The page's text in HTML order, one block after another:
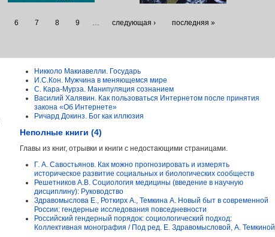
6 7 8 9 … следующая › последняя »
Никколо Макиавелли. Государь
И.С.Кон. Мужчина в меняющемся мире
С. Кара-Мурза. Манипуляция сознанием
Василий Халявин. Как пользоваться Интернетом после принятия
закона «Об Интернете»
Ричард Докинз. Бог как иллюзия
Неполные книги (4)
Главы из книг, отрывки и книги с недостающими страницами.
Г. А. Савостьянов. Как можно прогнозировать и измерять
историческое развитие социальных и биологических сообществ
Решетников А.В. Социология медицины (введение в научную
дисциплину): Руководство
Здравомыслова Е., Роткирх А., Темкина А. Новый быт в современной
России: гендерные исследования повседневности
Российский гендерный порядок: социологический подход:
Коллективная монография / Под ред. Е. Здравомысловой, А. Темкиной